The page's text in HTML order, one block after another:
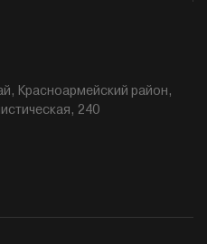
Красноармейский район,
240